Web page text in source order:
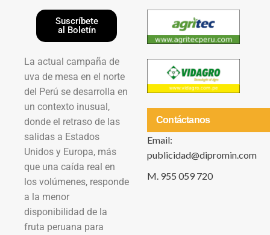
Suscríbete
al Boletín
La actual campaña de
uva de mesa en el norte
del Perú se desarrolla en
un contexto inusual,
donde el retraso de las
salidas a Estados
Unidos y Europa, más
que una caída real en
los volúmenes, responde
a la menor
disponibilidad de la
fruta peruana para
Contáctanos
Email:
publicidad@dipromin.com
M. 955 059 720